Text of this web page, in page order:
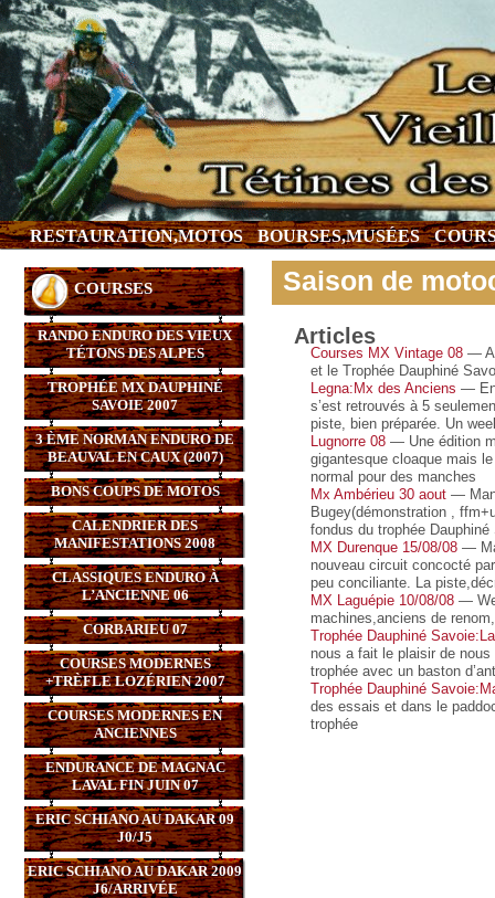
RESTAURATION,MOTOS BOURSES,MUSÉES
COURSES
RANDO ENDURO DES VIEUX
TÉTONS DES ALPES
TROPHÉE MX DAUPHINÉ
SAVOIE 2007
3 ÈME NORMAN ENDURO DE
BEAUVAL EN CAUX (2007)
BONS COUPS DE MOTOS
CALENDRIER DES
MANIFESTATIONS 2008
CLASSIQUES ENDURO À
L’ANCIENNE 06
CORBARIEU 07
COURSES MODERNES
+TRÈFLE LOZÉRIEN 2007
COURSES MODERNES EN
ANCIENNES
ENDURANCE DE MAGNAC
LAVAL FIN JUIN 07
ERIC SCHIANO AU DAKAR 09
J0/J5
ERIC SCHIANO AU DAKAR 2009
J6/ARRIVÉE
Saison de
Articles
Courses MX Vintage 08 —
et le Trophée Dauphiné
Legna:Mx des Anciens —
s’est retrouvés à 5
piste, bien préparée. Un
Lugnorre 08 — Une édition
gigantesque cloaque mais
normal pour des manches
Mx Ambérieu 30 aout —
Bugey(démonstration ,
fondus du trophée
MX Durenque 15/08/08 —
nouveau circuit concocté
peu conciliante. La
MX Laguépie 10/08/08 —
machines,anciens de
Trophée Dauphiné
nous a fait le plaisir de
trophée avec un baston
Trophée Dauphiné
des essais et dans le
trophée